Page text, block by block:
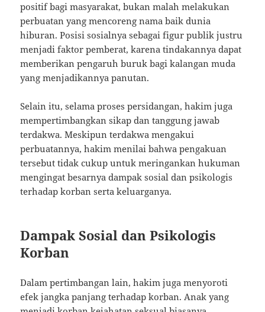
positif bagi masyarakat, bukan malah melakukan
perbuatan yang mencoreng nama baik dunia
hiburan. Posisi sosialnya sebagai figur publik justru
menjadi faktor pemberat, karena tindakannya dapat
memberikan pengaruh buruk bagi kalangan muda
yang menjadikannya panutan.
Selain itu, selama proses persidangan, hakim juga
mempertimbangkan sikap dan tanggung jawab
terdakwa. Meskipun terdakwa mengakui
perbuatannya, hakim menilai bahwa pengakuan
tersebut tidak cukup untuk meringankan hukuman
mengingat besarnya dampak sosial dan psikologis
terhadap korban serta keluarganya.
Dampak Sosial dan Psikologis
Korban
Dalam pertimbangan lain, hakim juga menyoroti
efek jangka panjang terhadap korban. Anak yang